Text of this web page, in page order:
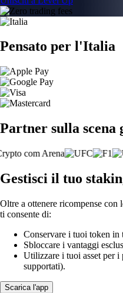
Pensato per l'Italia
Partner sulla scena
Gestisci il tuo
Oltre a ottenere ricompense con
ti consente di:
Conservare i tuoi token in
Sbloccare i vantaggi
Utilizzare i tuoi asset per
supportati).
Scarica l'app